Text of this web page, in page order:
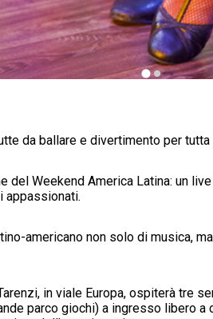
da ballare e divertimento per tutta
del Weekend America Latina: un
appassionati.
americano non solo di musica,
in viale Europa, ospiterà tre
parco giochi) a ingresso libero